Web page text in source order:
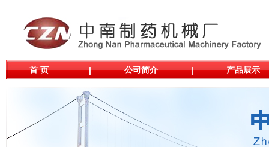
首 页 | 公司简介 | 产品展示